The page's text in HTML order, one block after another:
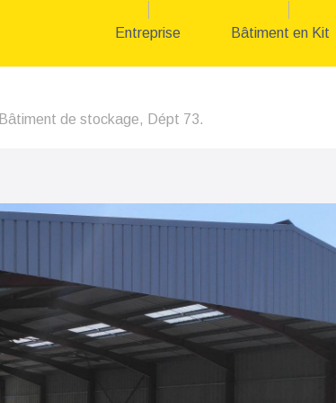
Entreprise Bâtiment en Kit
Bâtiment de stockage, Dépt 73.